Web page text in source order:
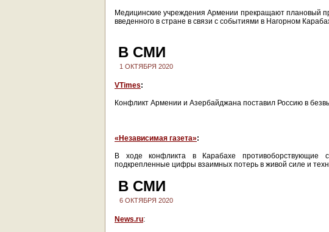
Медицинские учреждения Армении прекращают плановый
введенного в стране в связи с событиями в Нагорном
В СМИ
1 ОКТЯБРЯ 2020
VTimes:
Конфликт Армении и Азербайджана поставил Россию в
«Независимая газета»:
В ходе конфликта в Карабахе противоборствующие
подкрепленные цифры взаимных потерь в живой силе и
В СМИ
6 ОКТЯБРЯ 2020
News.ru: